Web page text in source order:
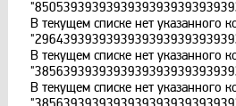
В текущем списке нет указанного
В текущем списке нет указанного
В текущем списке нет указанного